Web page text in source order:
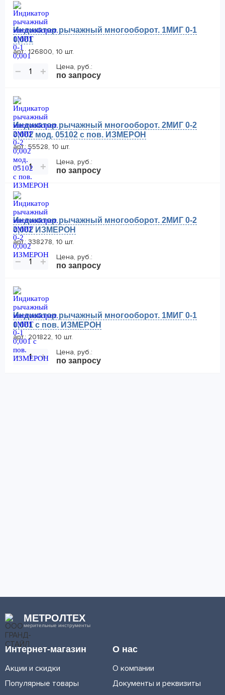
Индикатор рычажный многооборот. 1МИГ 0-1
0,001
арт.: 126800, 10 шт.
− +
Цена, руб.:
по запросу
Индикатор рычажный многооборот. 2МИГ 0-2
0,002 мод. 05102 с пов. ИЗМЕРОН
арт.: 55528, 10 шт.
− +
Цена, руб.:
по запросу
Индикатор рычажный многооборот. 2МИГ 0-2
0,002 ИЗМЕРОН
арт.: 338278, 10 шт.
− +
Цена, руб.:
по запросу
Индикатор рычажный многооборот. 1МИГ 0-1
0,001 с пов. ИЗМЕРОН
арт.: 201822, 10 шт.
− +
Цена, руб.:
по запросу
МЕТРОЛТЕХ
мерительные инструменты
Интернет-магазин
Акции и скидки
Популярные товары
О нас
О компании
Документы и реквизиты